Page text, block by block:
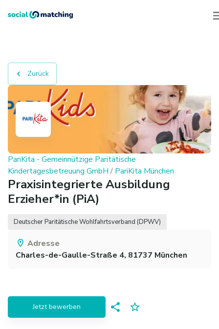
Zurück
PariKita - Gemeinnützige Paritätische
Kindertagesbetreuung GmbH / PariKita München
Praxisintegrierte Ausbildung
Erzieher*in (PiA)
Deutscher Paritätische Wohlfahrtsverband (DPWV)
Adresse
Charles-de-Gaulle-Straße 4, 81737 München
Jetzt bewerben